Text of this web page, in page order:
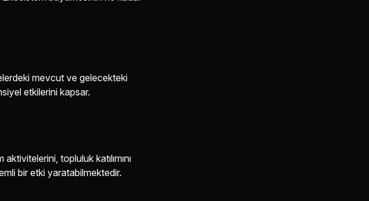
mevcut ve gelecekteki
etkilerini kapsar.
topluluk katılımını
bir etki yaratabilmektedir.